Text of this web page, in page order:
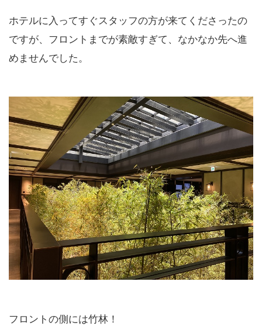
ホテルに入ってすぐスタッフの方が来てくださったの
ですが、フロントまでが素敵すぎて、なかなか先へ進
めませんでした。
フロントの側には竹林！